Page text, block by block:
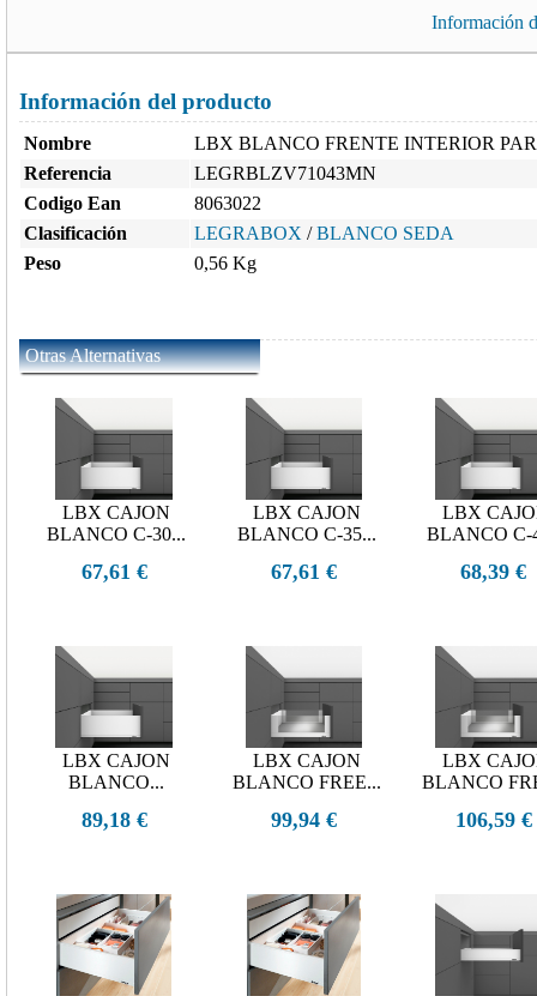
Información
Información del producto
Nombre
LBX BLANCO FRENTE INTERIOR
Referencia
LEGRBLZV71043MN
Codigo Ean
8063022
Clasificación
LEGRABOX /BLANCO SEDA
Peso
0,56 Kg
Otras Alternativas
LBX CAJON
BLANCO C-30...
67,61 €
LBX CAJON
BLANCO C-35...
67,61 €
LBX
BLANCO C-
68,39 €
LBX CAJON
BLANCO...
89,18 €
LBX CAJON
BLANCO FREE...
99,94 €
LBX
BLANCO
106,59 €